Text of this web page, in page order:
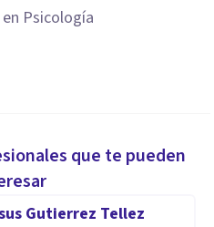
Psicología
que te pueden
Gutierrez Tellez